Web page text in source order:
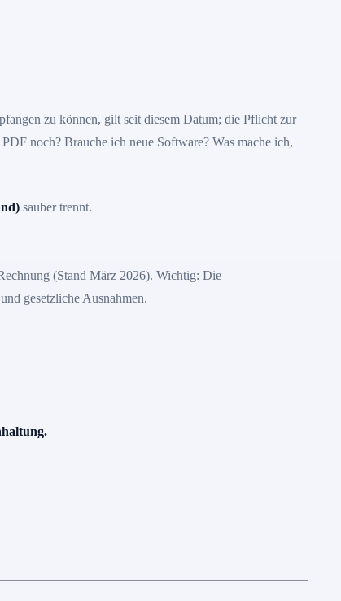
zu können, gilt seit diesem Datum; die Pflicht zur
noch? Brauche ich neue Software? Was mache ich,
sauber trennt.
(Stand März 2026). Wichtig: Die
gesetzliche Ausnahmen.